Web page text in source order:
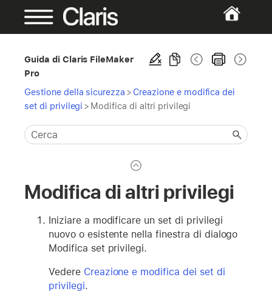
Guida di Claris FileMaker
Pro
Gestione della sicurezza > Creazione e modifica dei
set di privilegi > Modifica di altri privilegi
Modifica di altri privilegi
Iniziare a modificare un set di privilegi
nuovo o esistente nella finestra di dialogo
Modifica set privilegi.
Vedere Creazione e modifica dei set di
privilegi.